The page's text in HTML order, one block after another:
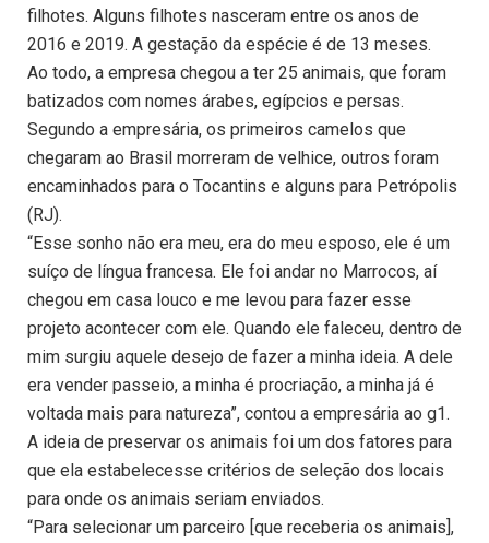
filhotes. Alguns filhotes nasceram entre os anos de
2016 e 2019. A gestação da espécie é de 13 meses.
Ao todo, a empresa chegou a ter 25 animais, que foram
batizados com nomes árabes, egípcios e persas.
Segundo a empresária, os primeiros camelos que
chegaram ao Brasil morreram de velhice, outros foram
encaminhados para o Tocantins e alguns para Petrópolis
(RJ).
“Esse sonho não era meu, era do meu esposo, ele é um
suíço de língua francesa. Ele foi andar no Marrocos, aí
chegou em casa louco e me levou para fazer esse
projeto acontecer com ele. Quando ele faleceu, dentro de
mim surgiu aquele desejo de fazer a minha ideia. A dele
era vender passeio, a minha é procriação, a minha já é
voltada mais para natureza”, contou a empresária ao g1.
A ideia de preservar os animais foi um dos fatores para
que ela estabelecesse critérios de seleção dos locais
para onde os animais seriam enviados.
“Para selecionar um parceiro [que receberia os animais],